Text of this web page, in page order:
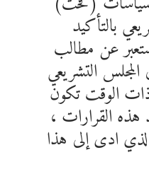
بالتأكيد
عن مطالب
المجلس التشريعي
الوقت تكون
هذه القرارات ،
ادى إلى هذا